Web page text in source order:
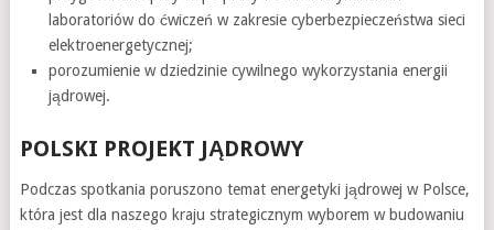
laboratoriów do ćwiczeń w zakresie cyberbezpieczeństwa sieci
elektroenergetycznej;
porozumienie w dziedzinie cywilnego wykorzystania energii
jądrowej.
POLSKI PROJEKT JĄDROWY
Podczas spotkania poruszono temat energetyki jądrowej w Polsce,
która jest dla naszego kraju strategicznym wyborem w budowaniu